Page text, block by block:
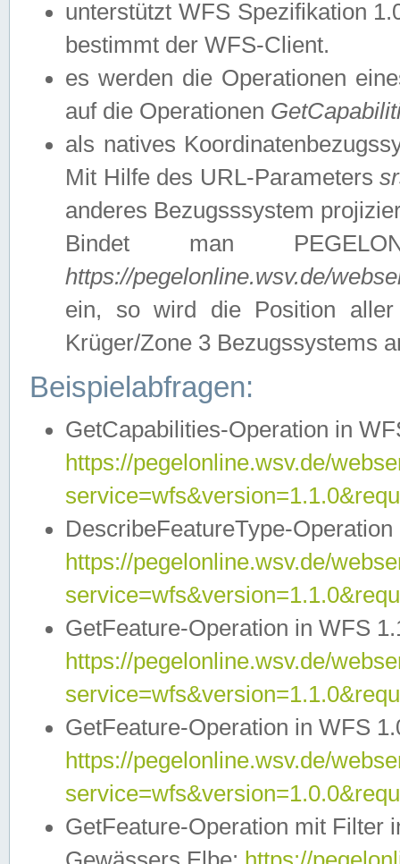
unterstützt WFS Spezifikation
bestimmt der WFS-Client.
es werden die Operationen
auf die Operationen
als natives
Mit Hilfe des URL-Parameters
anderes Bezugsssystem
Bindet man
https://pegelonline.wsv.de/
ein, so wird die Position
Krüger/Zone 3 Bezugssystems
Beispielabfragen:
GetCapabilities-Operation in
https://pegelonline.wsv.de/
DescribeFeatureType-
https://pegelonline.wsv.de/
GetFeature-Operation in WFS
https://pegelonline.wsv.de/
GetFeature-Operation in WFS
https://pegelonline.wsv.de/
GetFeature-Operation mit Filter